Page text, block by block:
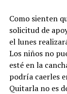
Como sienten
solicitud de
el lunes
Los niños no
esté en la
podría caerles
Quitarla no es